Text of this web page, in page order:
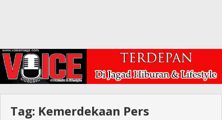
Tag: Kemerdekaan Pers